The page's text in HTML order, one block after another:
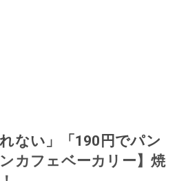
ない」「190円でパン
カフェベーカリー】焼